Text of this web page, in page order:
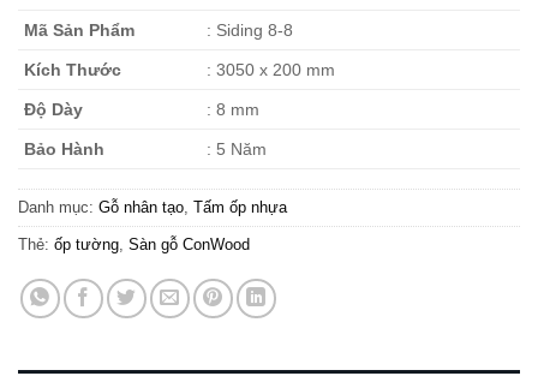
Mã Sản Phẩm : Siding 8-8
Kích Thước : 3050 x 200 mm
Độ Dày : 8 mm
Bảo Hành : 5 Năm
Danh mục: Gỗ nhân tạo, Tấm ốp nhựa
Thẻ: ốp tường, Sàn gỗ ConWood